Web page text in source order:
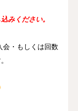
みください。
会・もしくは回数